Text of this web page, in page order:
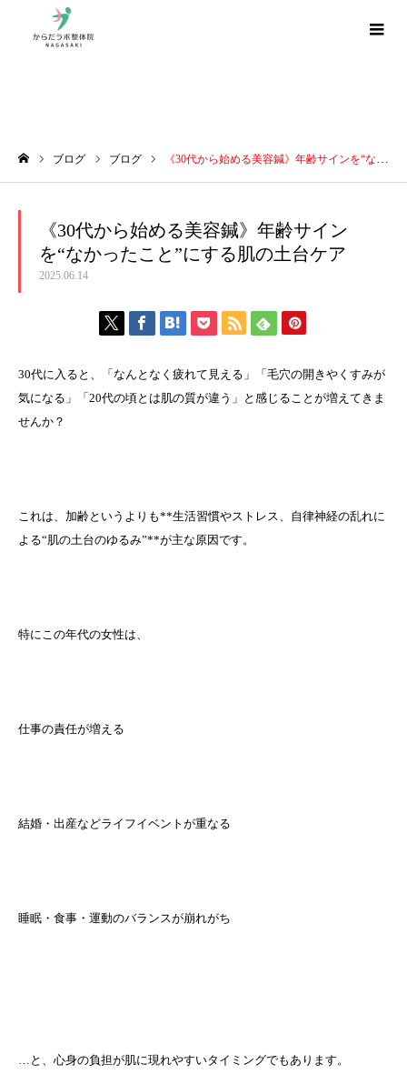
ブログ ブログ 《30代から始める美容鍼》年齢サインを“なかったこと”にする肌の土台ケア
《30代から始める美容鍼》年齢サイン
を“なかったこと”にする肌の土台ケア
2025.06.14
30代に入ると、「なんとなく疲れて見える」「毛穴の開きやくすみが
気になる」「20代の頃とは肌の質が違う」と感じることが増えてきま
せんか？
これは、加齢というよりも**生活習慣やストレス、自律神経の乱れに
よる“肌の土台のゆるみ”**が主な原因です。
特にこの年代の女性は、
仕事の責任が増える
結婚・出産などライフイベントが重なる
睡眠・食事・運動のバランスが崩れがち
…と、心身の負担が肌に現れやすいタイミングでもあります。